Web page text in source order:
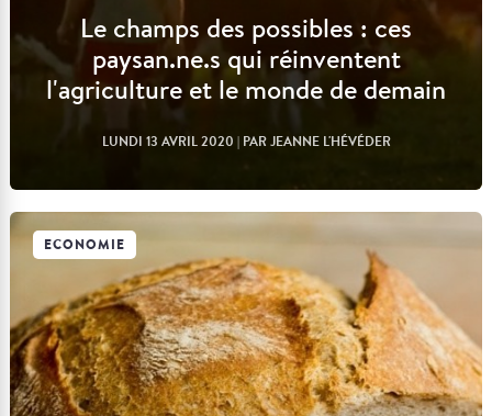
Le champs des possibles : ces
paysan.ne.s qui réinventent
l'agriculture et le monde de demain
LUNDI 13 AVRIL 2020 | PAR JEANNE L'HÉVÉDER
Lire l'article
ECONOMIE